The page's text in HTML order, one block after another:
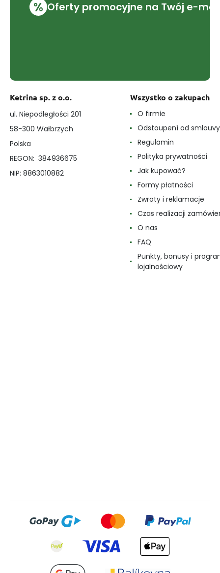
% Oferty promocyjne na Twój e-mail
Ketrina sp. z o.o.
ul. Niepodległości 201
58-300 Wałbrzych
Polska
REGON: 384936675
NIP: 8863010882
Wszystko o zakupach
O firmie
Odstoupení od smlouvy
Regulamin
Polityka prywatności
Jak kupować?
Formy płatności
Zwroty i reklamacje
Czas realizacji
O nas
FAQ
Punkty, bonusy i
lojalnościowy